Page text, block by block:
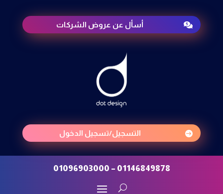
 أسأل عن عروض الشركات
 التسجيل/تسجيل الدخول
01146849878 – 01096903000